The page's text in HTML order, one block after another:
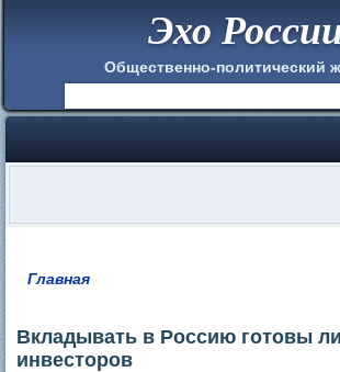
Эхо
Общественно-политический
Главная
Вкладывать в Россию готовы
инвесторов